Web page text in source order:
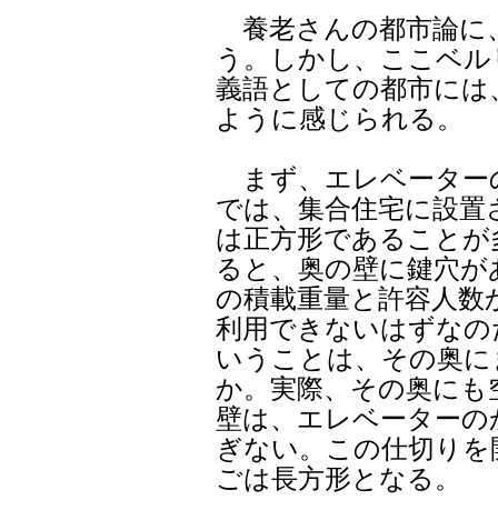
養老さんの都市論に
う。しかし、ここベ
義語としての都市に
ように感じられる。
まず、エレベーター
では、集合住宅に設
は正方形であること
ると、奥の壁に鍵穴
の積載重量と許容人
利用できないはずな
いうことは、その奥
か。実際、その奥に
壁は、エレベーター
ぎない。この仕切り
ごは長方形となる。